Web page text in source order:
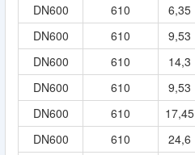
DN600
610 6,35
DN600
610 9,53
DN600
610 14,3
DN600
610 9,53
DN600
610 17,45
DN600
610 24,6